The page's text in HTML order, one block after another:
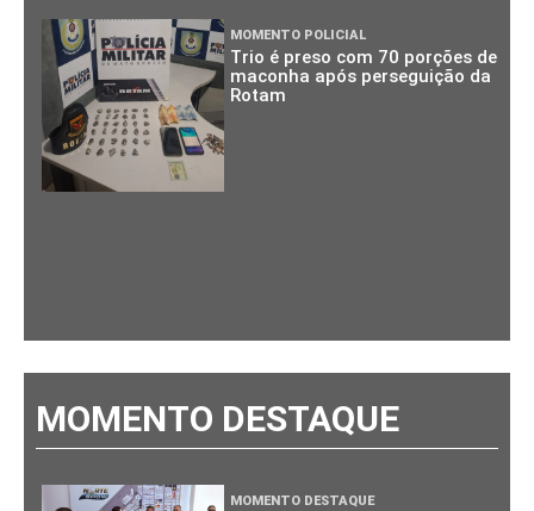
MOMENTO POLICIAL
Trio é preso com 70 porções de
maconha após perseguição da
Rotam
MOMENTO DESTAQUE
MOMENTO DESTAQUE